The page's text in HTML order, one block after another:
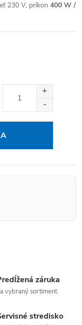
230 V, príkon 400 W /
záruka
vybraný sortiment.
stredisko